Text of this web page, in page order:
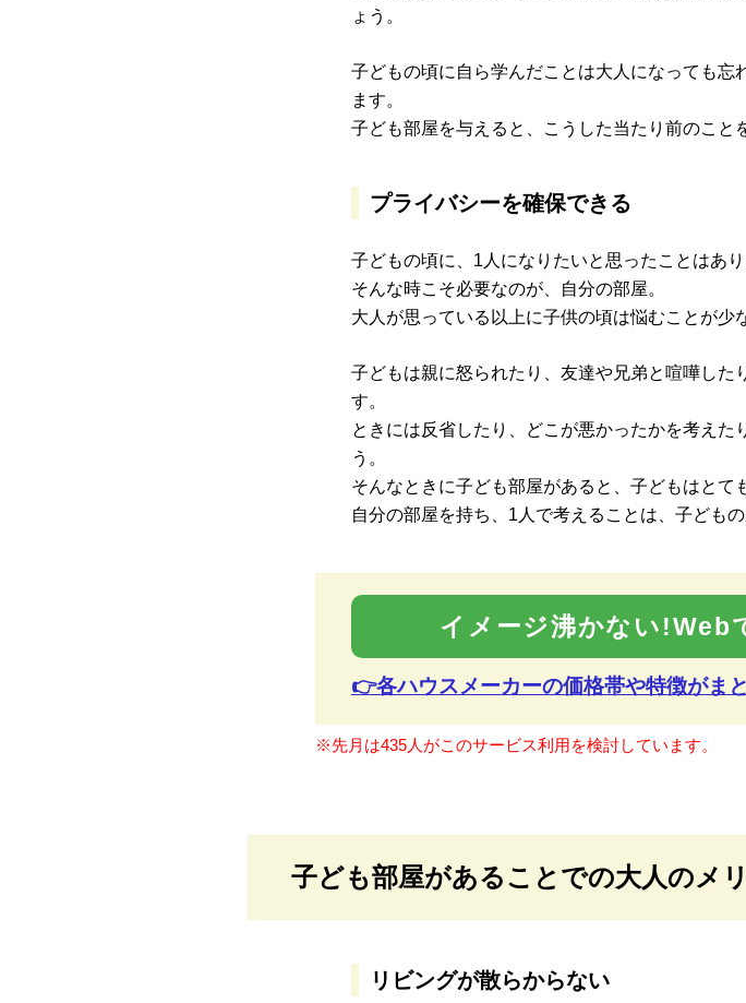
ょう。
子どもの頃に自ら学んだことは大人になっても忘
ます。
子ども部屋を与えると、こうした当たり前のこと
プライバシーを確保できる
子どもの頃に、1人になりたいと思ったことはあ
そんな時こそ必要なのが、自分の部屋。
大人が思っている以上に子供の頃は悩むことが少
子どもは親に怒られたり、友達や兄弟と喧嘩した
す。
ときには反省したり、どこが悪かったかを考えた
う。
そんなときに子ども部屋があると、子どもはとて
自分の部屋を持ち、1人で考えることは、子ども
イメージ沸かない!Web
👉各ハウスメーカーの価格帯や特徴がま
※先月は435人がこのサービス利用を検討しています。
子ども部屋があることでの大人のメ
リビングが散らからない